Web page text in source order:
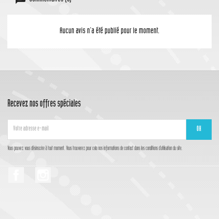
Aucun avis n'a été publié pour le moment.
Recevez nos offres spéciales
Vous pouvez vous désinscrire à tout moment. Vous trouverez pour cela nos informations de contact dans les conditions d'utilisation du site.